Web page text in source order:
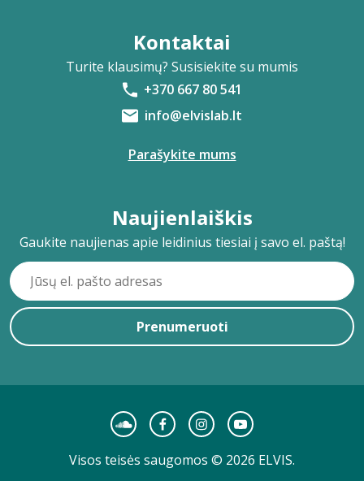
Kontaktai
Turite klausimų? Susisiekite su mumis
+370 667 80 541
info@elvislab.lt
Parašykite mums
Naujienlaiškis
Gaukite naujienas apie leidinius tiesiai į savo el. paštą!
Prenumeruoti
Visos teisės saugomos © 2026 ELVIS.